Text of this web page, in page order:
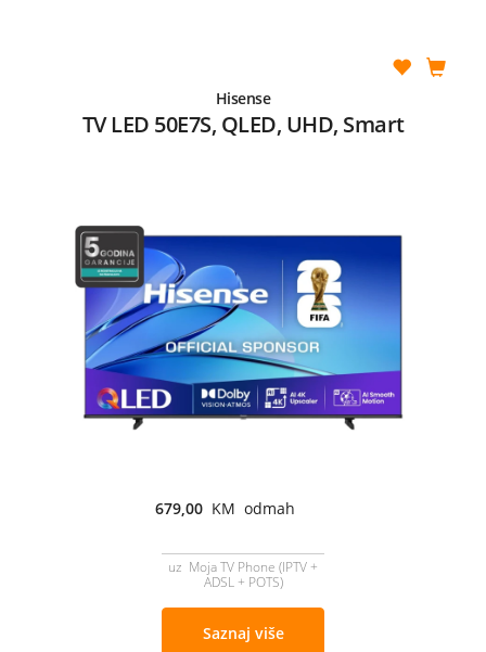
Hisense
TV LED 50E7S, QLED, UHD, Smart
679,00 KM odmah
uz Moja TV Phone (IPTV +
ADSL + POTS)
Saznaj više